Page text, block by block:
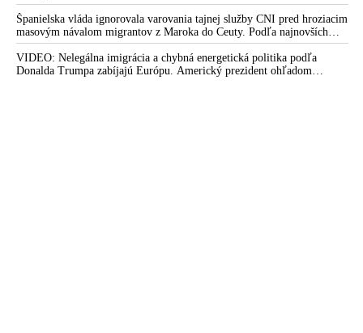
Španielska vláda ignorovala varovania tajnej služby CNI pred hroziacim
masovým návalom migrantov z Maroka do Ceuty. Podľa najnovších
správ preniklo do tejto španielskej exklávy na severe Afriky vyše 70-
tisíc migrantov
VIDEO: Nelegálna imigrácia a chybná energetická politika podľa
Donalda Trumpa zabíjajú Európu. Americký prezident ohľadom